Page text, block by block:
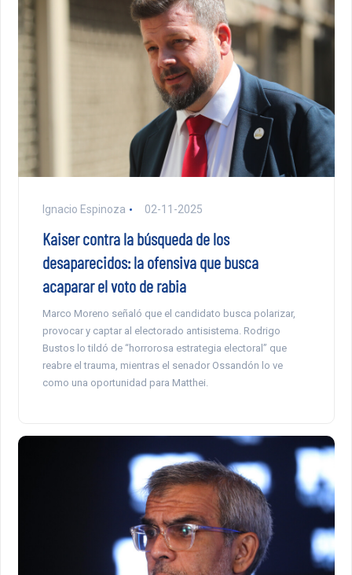
Ignacio Espinoza 02-11-2025
Kaiser contra la búsqueda de los
desaparecidos: la ofensiva que busca
acaparar el voto de rabia
Marco Moreno señaló que el candidato busca polarizar,
provocar y captar al electorado antisistema. Rodrigo
Bustos lo tildó de “horrorosa estrategia electoral” que
reabre el trauma, mientras el senador Ossandón lo ve
como una oportunidad para Matthei.